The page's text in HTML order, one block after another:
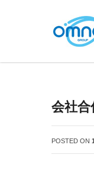
会社
POSTED ON